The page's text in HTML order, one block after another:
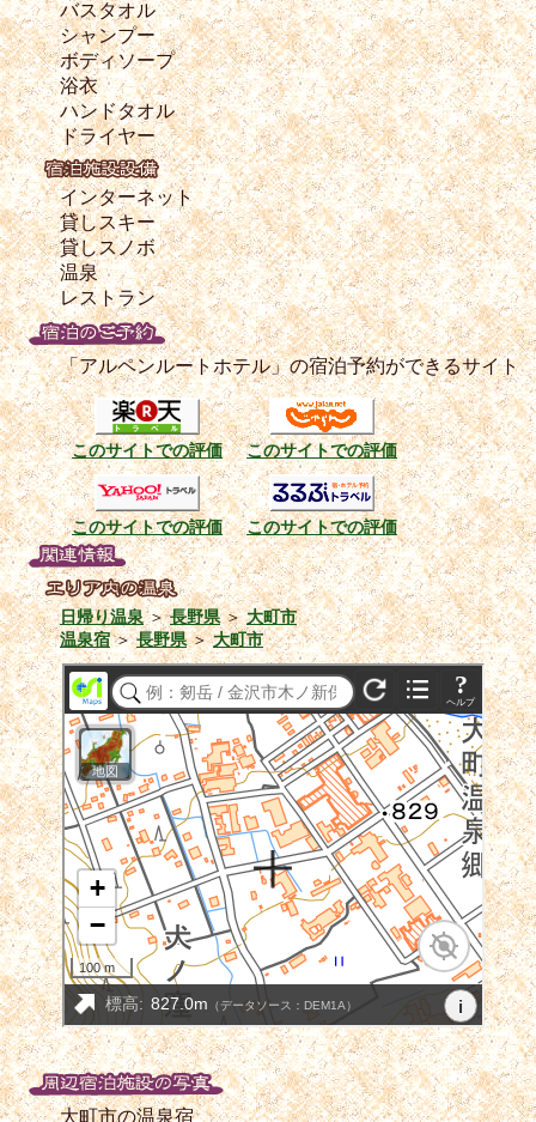
バスタオル
シャンプー
ボディソープ
浴衣
ハンドタオル
ドライヤー
インターネット
貸しスキー
貸しスノボ
温泉
レストラン
「アルペンルートホテル」の宿泊予約ができるサイト
このサイトでの評価 このサイトでの評価
このサイトでの評価 このサイトでの評価
日帰り温泉＞長野県＞大町市
温泉宿＞長野県＞大町市
大町市の温泉宿